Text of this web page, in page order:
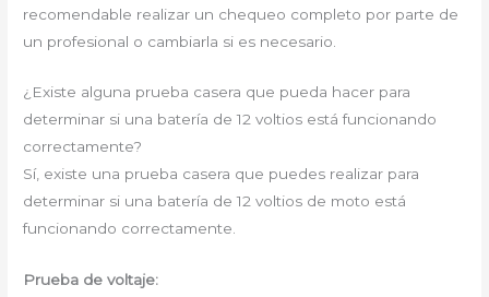
recomendable realizar un chequeo completo por parte de
un profesional o cambiarla si es necesario.
¿Existe alguna prueba casera que pueda hacer para
determinar si una batería de 12 voltios está funcionando
correctamente?
Sí, existe una prueba casera que puedes realizar para
determinar si una batería de 12 voltios de moto está
funcionando correctamente.
Prueba de voltaje: